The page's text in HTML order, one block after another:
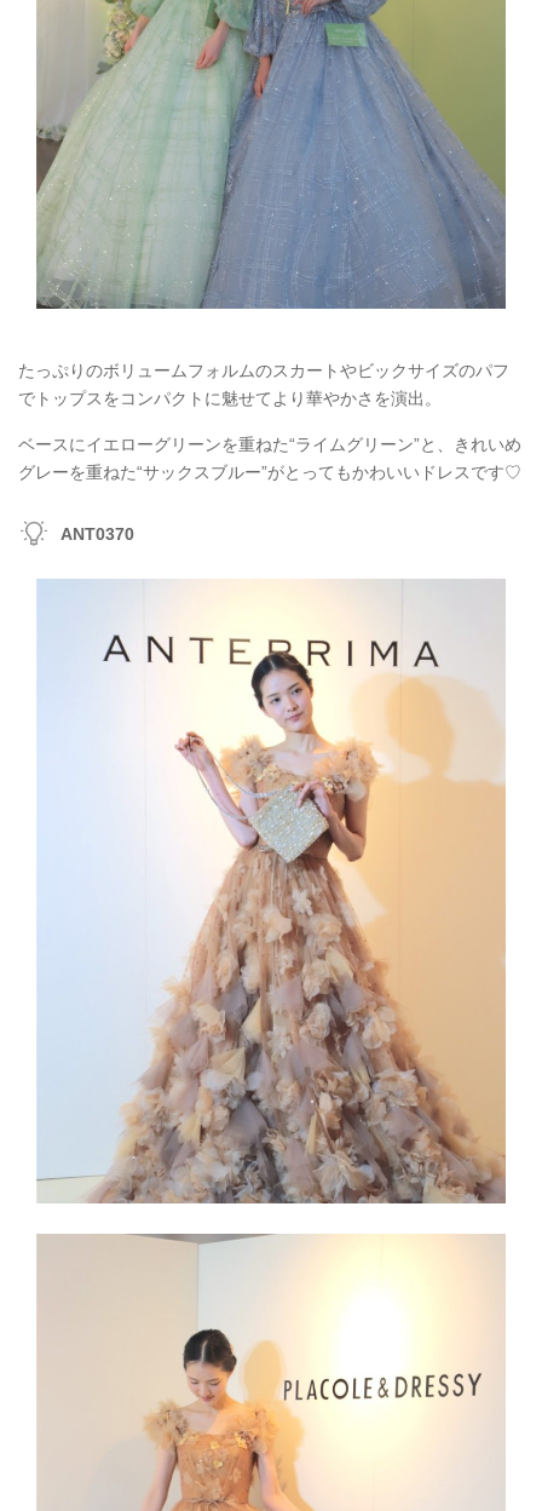
たっぷりのボリュームフォルムのスカートやビックサイズのパフ
でトップスをコンパクトに魅せてより華やかさを演出。
ベースにイエローグリーンを重ねた“ライムグリーン”と、きれいめ
グレーを重ねた“サックスブルー”がとってもかわいいドレスです♡
ANT0370